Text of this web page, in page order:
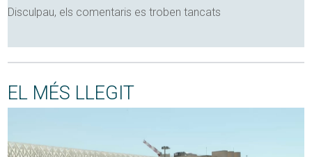
Disculpau, els comentaris es troben tancats
EL MÉS LLEGIT